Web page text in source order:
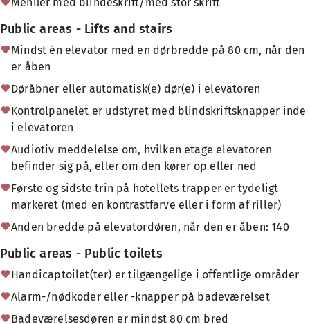
Public areas - Lifts and stairs
Mindst én elevator med en dørbredde på 80 cm, når den
er åben
Døråbner eller automatisk(e) dør(e) i elevatoren
Kontrolpanelet er udstyret med blindskriftsknapper inde
i elevatoren
Audiotiv meddelelse om, hvilken etage elevatoren
befinder sig på, eller om den kører op eller ned
Første og sidste trin på hotellets trapper er tydeligt
markeret (med en kontrastfarve eller i form af riller)
Anden bredde på elevatordøren, når den er åben: 140
Public areas - Public toilets
Handicaptoilet(ter) er tilgængelige i offentlige områder
Alarm-/nødkoder eller -knapper på badeværelset
Badeværelsesdøren er mindst 80 cm bred